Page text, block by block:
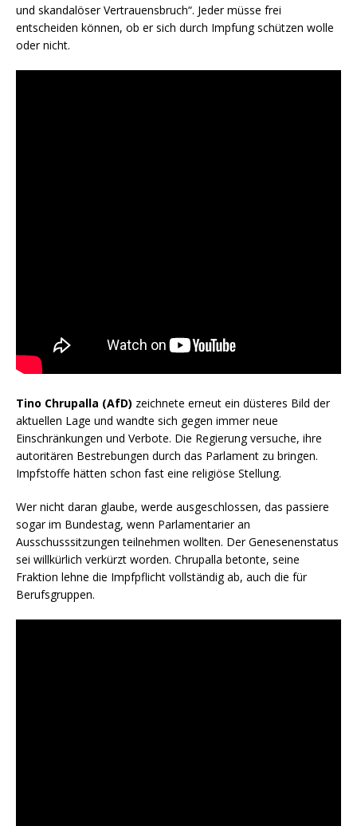
und skandalöser Vertrauensbruch“. Jeder müsse frei
entscheiden können, ob er sich durch Impfung schützen wolle
oder nicht.
Tino Chrupalla (AfD) zeichnete erneut ein düsteres Bild der
aktuellen Lage und wandte sich gegen immer neue
Einschränkungen und Verbote. Die Regierung versuche, ihre
autoritären Bestrebungen durch das Parlament zu bringen.
Impfstoffe hätten schon fast eine religiöse Stellung.
Wer nicht daran glaube, werde ausgeschlossen, das passiere
sogar im Bundestag, wenn Parlamentarier an
Ausschusssitzungen teilnehmen wollten. Der Genesenenstatus
sei willkürlich verkürzt worden. Chrupalla betonte, seine
Fraktion lehne die Impfpflicht vollständig ab, auch die für
Berufsgruppen.